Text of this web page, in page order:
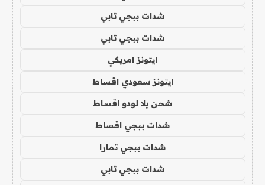
شدات ببجي تابي
شدات ببجي تابي
ايتونز امريكي
ايتونز سعودي اقساط
شحن يلا لودو اقساط
شدات ببجي اقساط
شدات ببجي تمارا
شدات ببجي تابي